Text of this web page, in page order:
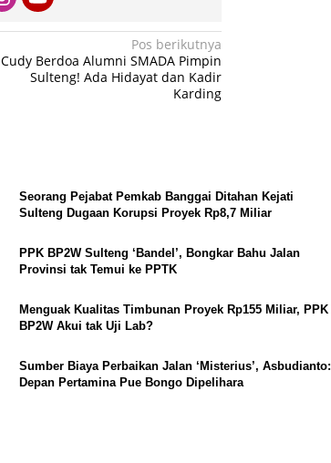
Pos berikutnya
Cudy Berdoa Alumni SMADA Pimpin
Sulteng! Ada Hidayat dan Kadir
Karding
Seorang Pejabat Pemkab Banggai Ditahan Kejati
Sulteng Dugaan Korupsi Proyek Rp8,7 Miliar
PPK BP2W Sulteng ‘Bandel’, Bongkar Bahu Jalan
Provinsi tak Temui ke PPTK
Menguak Kualitas Timbunan Proyek Rp155 Miliar, PPK
BP2W Akui tak Uji Lab?
Sumber Biaya Perbaikan Jalan ‘Misterius’, Asbudianto:
Depan Pertamina Pue Bongo Dipelihara